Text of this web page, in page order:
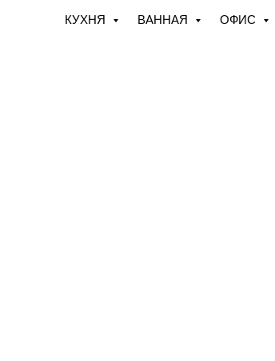
КУХНЯ ВАННАЯ ОФИС